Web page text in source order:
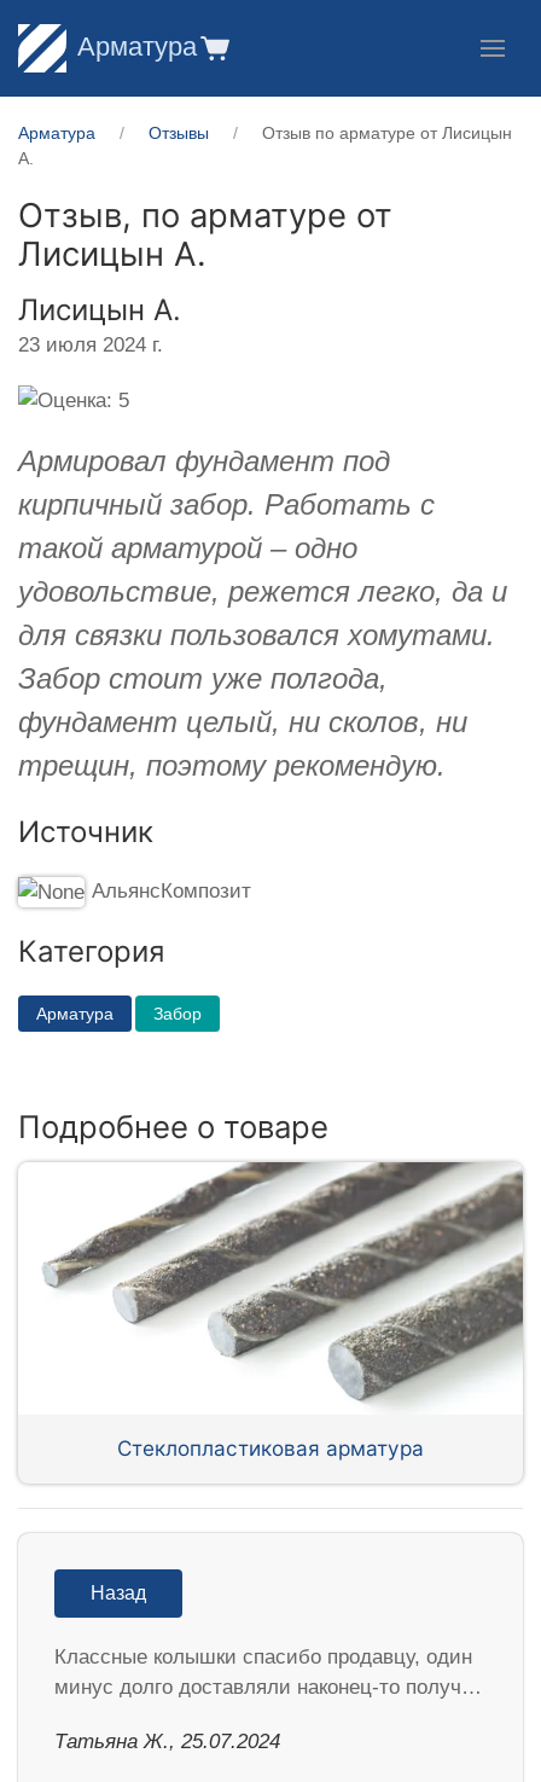
Арматура
Арматура Отзывы
Отзыв по арматуре от Лисицын
А.
Отзыв, по арматуре от
Лисицын А.
Лисицын А.
23 июля 2024 г.
Армировал фундамент под
кирпичный забор. Работать с
такой арматурой – одно
удовольствие, режется легко, да и
для связки пользовался хомутами.
Забор стоит уже полгода,
фундамент целый, ни сколов, ни
трещин, поэтому рекомендую.
Источник
АльянсКомпозит
Категория
Арматура Забор
Подробнее о товаре
Стеклопластиковая арматура
Назад
Классные колышки спасибо продавцу, один
минус долго доставляли наконец-то получ…
Татьяна Ж., 25.07.2024